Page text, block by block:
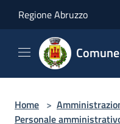
Regione Abruzzo
Home >
Personale